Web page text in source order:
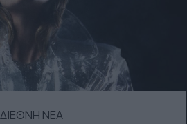
ΔΙΕΘΝΗ ΝΕΑ